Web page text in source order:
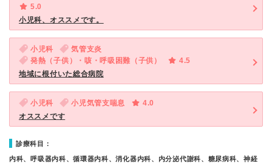
5.0
小児科、オススメです。
小児科
気管支炎
発熱（子供）・咳・呼吸困難（子供）
4.5
地域に根付いた総合病院
小児科 小児気管支喘息
4.0
オススメです
診療科目：
内科、呼吸器内科、循環器内科、消化器内科、内分泌代謝科、糖尿病科、神経